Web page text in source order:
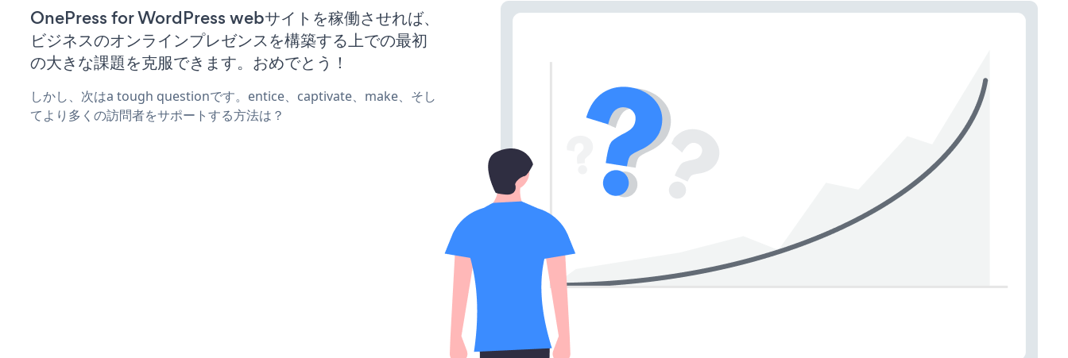
OnePress for WordPress webサイトを稼働させれば、
ビジネスのオンラインプレゼンスを構築する上での最初
の大きな課題を克服できます。おめでとう！
しかし、次はa tough questionです。entice、captivate、make、そし
てより多くの訪問者をサポートする方法は？